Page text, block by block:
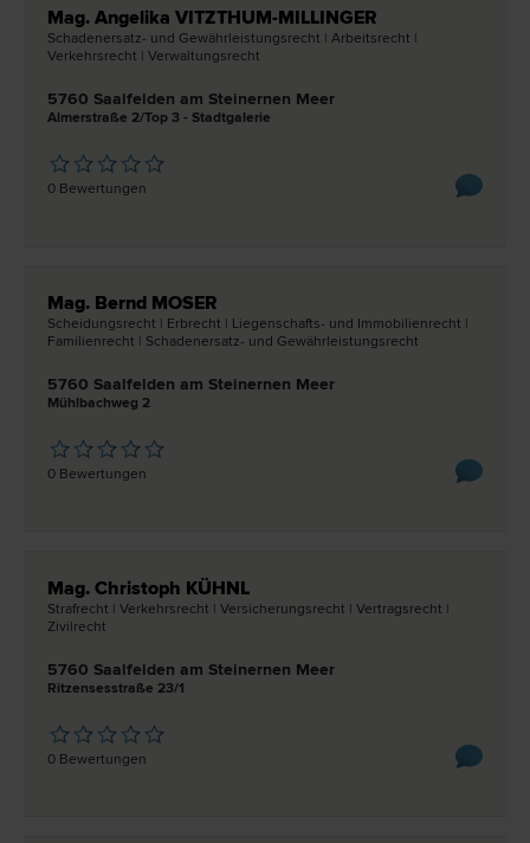
Mag. Angelika VITZTHUM-MILLINGER
Schadenersatz- und Gewährleistungs­recht | Arbeits­recht |
Verkehrs­recht | Verwaltungs­recht
5760 Saalfelden am Steinernen Meer
Almerstraße 2/Top 3 - Stadtgalerie
0 Bewertungen
Mag. Bernd MOSER
Scheidungs­recht | Erb­recht | Liegenschafts- und Immobilien­recht |
Familien­recht | Schadenersatz- und Gewährleistungs­recht
5760 Saalfelden am Steinernen Meer
Mühlbachweg 2
0 Bewertungen
Mag. Christoph KÜHNL
Straf­recht | Verkehrs­recht | Versicherungs­recht | Vertrags­recht |
Zivil­recht
5760 Saalfelden am Steinernen Meer
Ritzensesstraße 23/1
0 Bewertungen